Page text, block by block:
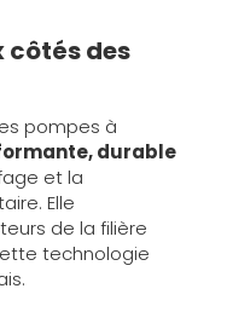
côtés des
pompes à
durable
et la
Elle
de la filière
technologie